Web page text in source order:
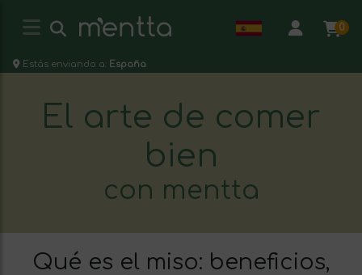
0
Estás enviando a: España
El arte de comer
bien
con mentta
Qué es el miso: beneficios,